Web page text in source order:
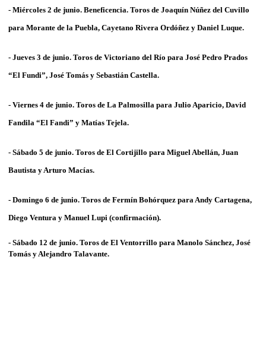
- Miércoles 2 de junio. Beneficencia. Toros de Joaquín Núñez del Cuvillo
para Morante de la Puebla, Cayetano Rivera Ordóñez y Daniel Luque.
- Jueves 3 de junio. Toros de Victoriano del Río para José Pedro Prados
“El Fundi”, José Tomás y Sebastián Castella.
- Viernes 4 de junio. Toros de La Palmosilla para Julio Aparicio, David
Fandila “El Fandi” y Matías Tejela.
- Sábado 5 de junio. Toros de El Cortijillo para Miguel Abellán, Juan
Bautista y Arturo Macías.
- Domingo 6 de junio. Toros de Fermín Bohórquez para Andy Cartagena,
Diego Ventura y Manuel Lupi (confirmación).
- Sábado 12 de junio. Toros de El Ventorrillo para Manolo Sánchez, José
Tomás y Alejandro Talavante.